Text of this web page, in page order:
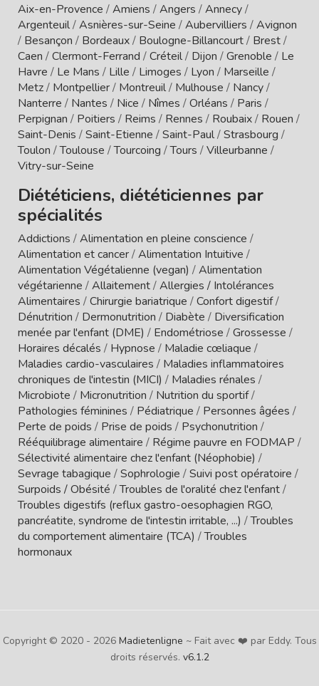
Aix-en-Provence /Amiens /Angers /Annecy/
Argenteuil/Asnières-sur-Seine /Aubervilliers /Avignon
/ Besançon / Bordeaux/ Boulogne-Billancourt/ Brest/
Caen /Clermont-Ferrand /Créteil/ Dijon /Grenoble / Le
Havre / Le Mans / Lille / Limoges / Lyon / Marseille /
Metz/ Montpellier/ Montreuil/ Mulhouse / Nancy/
Nanterre / Nantes / Nice / Nîmes /Orléans / Paris /
Perpignan / Poitiers / Reims / Rennes / Roubaix/ Rouen /
Saint-Denis /Saint-Etienne /Saint-Paul/Strasbourg /
Toulon /Toulouse /Tourcoing /Tours /Villeurbanne /
Vitry-sur-Seine
Diététiciens, diététiciennes par
spécialités
Addictions /Alimentation en pleine conscience /
Alimentation et cancer/Alimentation Intuitive /
Alimentation Végétalienne (vegan) /Alimentation
végétarienne /Allaitement/Allergies / Intolérances
Alimentaires /Chirurgie bariatrique /Confort digestif/
Dénutrition / Dermonutrition / Diabète / Diversification
menée par l'enfant (DME) / Endométriose /Grossesse /
Horaires décalés / Hypnose / Maladie cœliaque /
Maladies cardio-vasculaires / Maladies inflammatoires
chroniques de l'intestin (MICI) / Maladies rénales /
Microbiote / Micronutrition / Nutrition du sportif/
Pathologies féminines / Pédiatrique / Personnes âgées /
Perte de poids / Prise de poids / Psychonutrition /
Rééquilibrage alimentaire / Régime pauvre en FODMAP /
Sélectivité alimentaire chez l'enfant (Néophobie) /
Sevrage tabagique /Sophrologie /Suivi post opératoire /
Surpoids / Obésité /Troubles de l'oralité chez l'enfant/
Troubles digestifs (reflux gastro-oesophagien RGO,
pancréatite, syndrome de l'intestin irritable, ...) /Troubles
du comportement alimentaire (TCA) /Troubles
hormonaux
Copyright © 2020 - 2026 Madietenligne ~ Fait avec ❤️ par Eddy. Tous
droits réservés. v6.1.2